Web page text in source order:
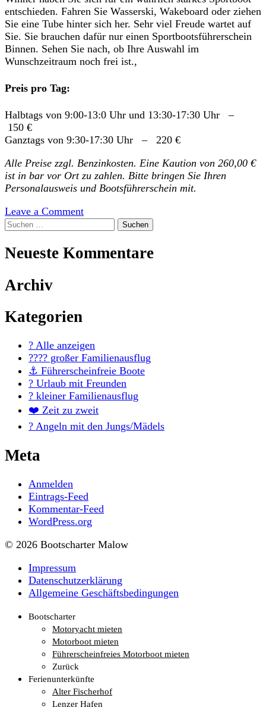
entschieden. Fahren Sie Wasserski, Wakeboard oder ziehen
Sie eine Tube hinter sich her. Sehr viel Freude wartet auf
Sie. Sie brauchen dafür nur einen Sportbootsführerschein
Binnen. Sehen Sie nach, ob Ihre Auswahl im
Wunschzeitraum noch frei ist.,
Preis pro Tag:
Halbtags von 9:00-13:0 Uhr und 13:30-17:30 Uhr –
150 €
Ganztags von 9:30-17:30 Uhr – 220 €
Alle Preise zzgl. Benzinkosten. Eine Kaution von 260,00 €
ist in bar vor Ort zu zahlen. Bitte bringen Sie Ihren
Personalausweis und Bootsführerschein mit.
Leave a Commenton
Winner
Suchen
Neueste Kommentare
Archiv
Kategorien
?️ Alle anzeigen
?‍?‍?‍? großer Familienausflug
⚓ Führerscheinfreie Boote
? Urlaub mit Freunden
? kleiner Familienausflug
❤️ Zeit zu zweit
? Angeln mit den Jungs/Mädels
Meta
Anmelden
Eintrags-Feed
Kommentar-Feed
WordPress.org
© 2026 Bootscharter Malow
Impressum
Datenschutzerklärung
Allgemeine Geschäftsbedingungen
Bootscharter
Motoryacht mieten
Motorboot mieten
Führerscheinfreies Motorboot mieten
Zurück
Ferienunterkünfte
Alter Fischerhof
Lenzer Hafen